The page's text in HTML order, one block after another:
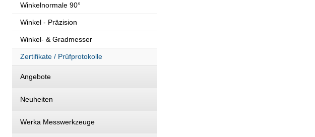
Winkelnormale 90°
Winkel - Präzision
Winkel- & Gradmesser
Zertifikate / Prüfprotokolle
Angebote
Neuheiten
Werka Messwerkzeuge